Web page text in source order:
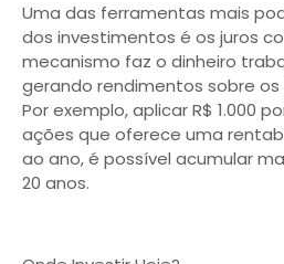
Uma das ferramentas mais
dos investimentos é os juros
mecanismo faz o dinheiro
gerando rendimentos sobre os
Por exemplo, aplicar R$ 1.000
ações que oferece uma
ao ano, é possível acumular
20 anos.